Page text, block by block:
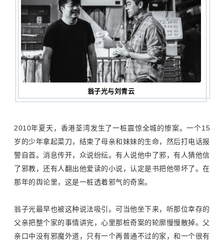
翁子光与刘青云
2010年夏天，香港荃湾发生了一桩震惊全城的惨案。一个15
岁的少年拿起菜刀，结束了母亲和妹妹的生命，然后打电话报
警自首。消息传开，众说纷纭。有人说他中了邪，有人猜他信
了邪教，还有人翻出他爱读的小说，认定是书把他带坏了。在
那年的舆论里，这是一桩透着邪气的奇案。
翁子光最早也被这种说法吸引。可当他坐下来，听那位幸存的
父亲把整个家的事情讲完，心里那桩奇案的轮廓慢慢散掉。父
亲口中没有邪魔外道，只有一个再普通不过的家，和一个很有